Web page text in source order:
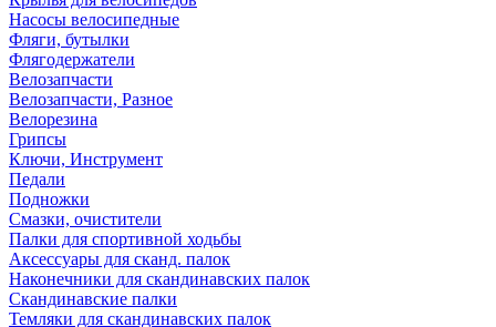
Насосы велосипедные
Фляги, бутылки
Флягодержатели
Велозапчасти
Велозапчасти, Разное
Велорезина
Грипсы
Ключи, Инструмент
Педали
Подножки
Смазки, очистители
Палки для спортивной ходьбы
Аксессуары для сканд. палок
Наконечники для скандинавских палок
Скандинавские палки
Темляки для скандинавских палок